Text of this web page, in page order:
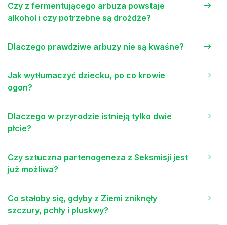
Czy z fermentującego arbuza powstaje
alkohol i czy potrzebne są drożdże?
Dlaczego prawdziwe arbuzy nie są kwaśne?
Jak wytłumaczyć dziecku, po co krowie
ogon?
Dlaczego w przyrodzie istnieją tylko dwie
płcie?
Czy sztuczna partenogeneza z Seksmisji jest
już możliwa?
Co stałoby się, gdyby z Ziemi zniknęły
szczury, pchły i pluskwy?